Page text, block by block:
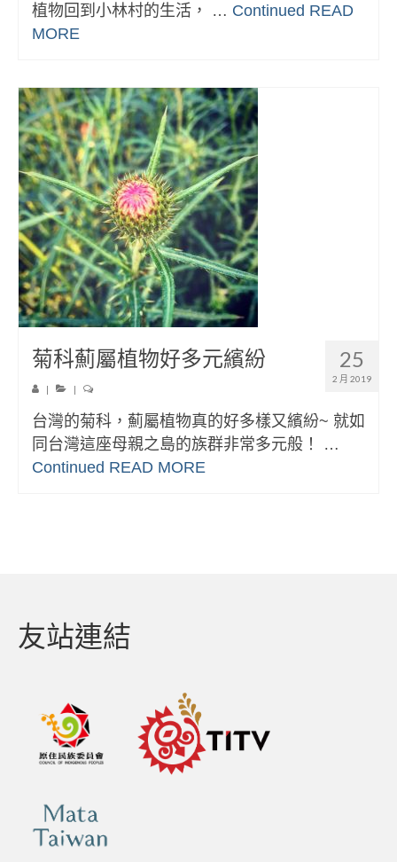
植物回到小林村的生活， … Continued READ
MORE
25
2 月 2019
菊科薊屬植物好多元繽紛
台灣的菊科，薊屬植物真的好多樣又繽紛~ 就如
同台灣這座母親之島的族群非常多元般！ …
Continued READ MORE
友站連結